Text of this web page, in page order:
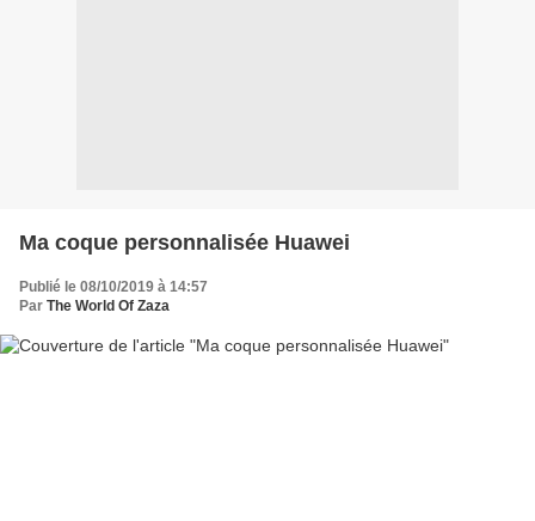
Ma coque personnalisée Huawei
Publié le 08/10/2019 à 14:57
Par The World Of Zaza